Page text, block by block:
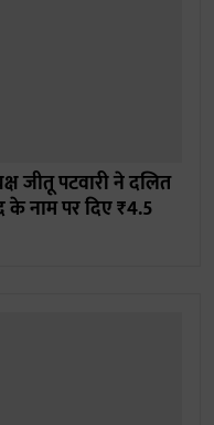
जीतू पटवारी ने दलित
के नाम पर दिए ₹4.5